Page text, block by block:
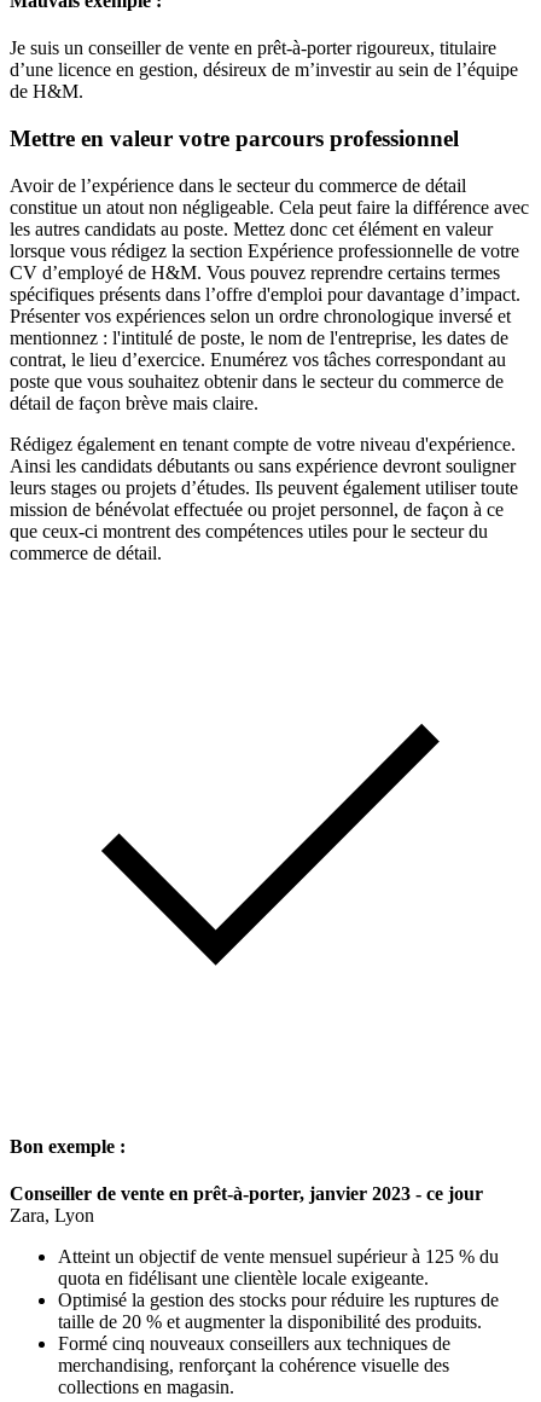
Je suis un conseiller de vente en prêt-à-porter rigoureux, titulaire
d’une licence en gestion, désireux de m’investir au sein de l’équipe
de H&M.
Mettre en valeur votre parcours professionnel
Avoir de l’expérience dans le secteur du commerce de détail
constitue un atout non négligeable. Cela peut faire la différence avec
les autres candidats au poste. Mettez donc cet élément en valeur
lorsque vous rédigez la section Expérience professionnelle de votre
CV d’employé de H&M. Vous pouvez reprendre certains termes
spécifiques présents dans l’offre d'emploi pour davantage d’impact.
Présenter vos expériences selon un ordre chronologique inversé et
mentionnez : l'intitulé de poste, le nom de l'entreprise, les dates de
contrat, le lieu d’exercice. Enumérez vos tâches correspondant au
poste que vous souhaitez obtenir dans le secteur du commerce de
détail de façon brève mais claire.
Rédigez également en tenant compte de votre niveau d'expérience.
Ainsi les candidats débutants ou sans expérience devront souligner
leurs stages ou projets d’études. Ils peuvent également utiliser toute
mission de bénévolat effectuée ou projet personnel, de façon à ce
que ceux-ci montrent des compétences utiles pour le secteur du
commerce de détail.
Bon exemple :
Conseiller de vente en prêt-à-porter, janvier 2023 - ce jour
Zara, Lyon
Atteint un objectif de vente mensuel supérieur à 125 % du
quota en fidélisant une clientèle locale exigeante.
Optimisé la gestion des stocks pour réduire les ruptures de
taille de 20 % et augmenter la disponibilité des produits.
Formé cinq nouveaux conseillers aux techniques de
merchandising, renforçant la cohérence visuelle des
collections en magasin.